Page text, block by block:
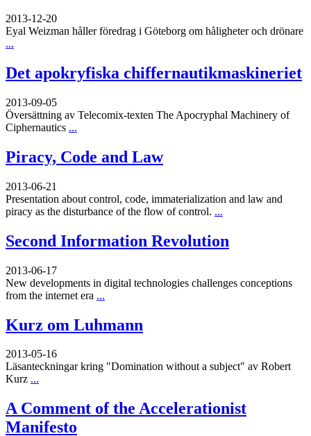
2013-12-20
Eyal Weizman håller föredrag i Göteborg om håligheter och drönare
...
Det apokryfiska chiffernautikmaskineriet
2013-09-05
Översättning av Telecomix-texten The Apocryphal Machinery of
Ciphernautics ...
Piracy, Code and Law
2013-06-21
Presentation about control, code, immaterialization and law and
piracy as the disturbance of the flow of control. ...
Second Information Revolution
2013-06-17
New developments in digital technologies challenges conceptions
from the internet era ...
Kurz om Luhmann
2013-05-16
Läsanteckningar kring "Domination without a subject" av Robert
Kurz ...
A Comment of the Accelerationist
Manifesto